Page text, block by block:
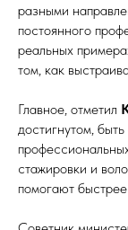
разными
постоянного
реальных
том, как
Главное, отметил
достигнутом,
стажировки и
помогают